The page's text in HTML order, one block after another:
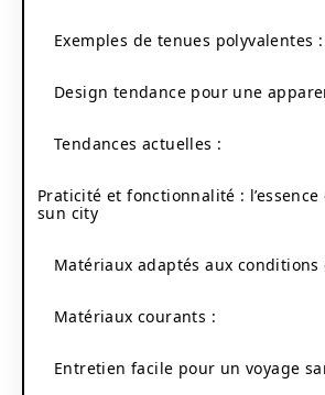
Exemples de tenues polyvalentes :
Design tendance pour une
Tendances actuelles :
Praticité et fonctionnalité :
sun city
Matériaux adaptés aux conditions
Matériaux courants :
Entretien facile pour un voyage